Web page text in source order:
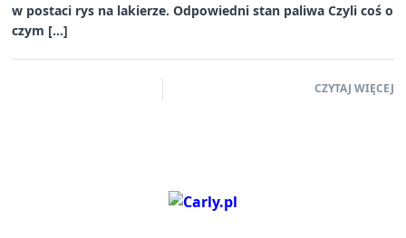
w postaci rys na lakierze. Odpowiedni stan paliwa Czyli coś o
czym […]
CZYTAJ WIĘCEJ